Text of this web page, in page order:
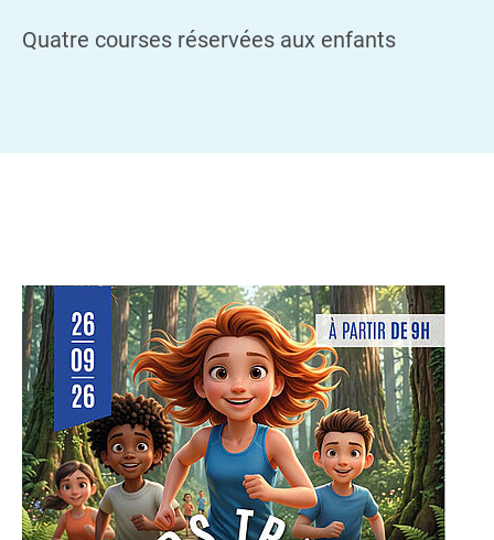
Quatre courses réservées aux enfants